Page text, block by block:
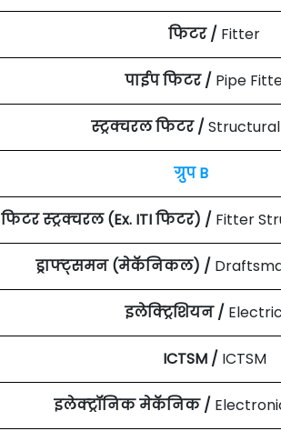
फिटर / Fitter
पाईप फिटर / Pipe
स्ट्रक्चरल फिटर /
ग्रुप B
फिटर स्ट्रक्चरल (Ex. ITI फिटर) / Fitter
ड्राफ्ट्समन (मेकॅनिकल) /
इलेक्ट्रिशियन /
ICTSM / ICTSM
इलेक्ट्रॉनिक मेकॅनिक /